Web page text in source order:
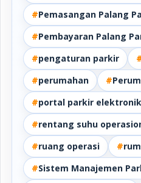
#Pemasangan Palang
#Pembayaran Palang
#pengaturan parkir
#perumahan #
#portal parkir elektronik
#rentang suhu
#ruang operasi #
#Sistem Manajemen